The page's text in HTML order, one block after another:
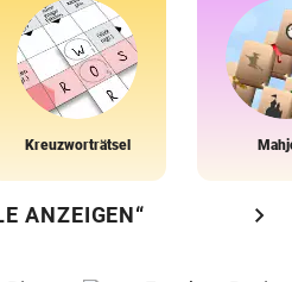
Kreuzworträtsel
ANZEIGEN“ chevron_right